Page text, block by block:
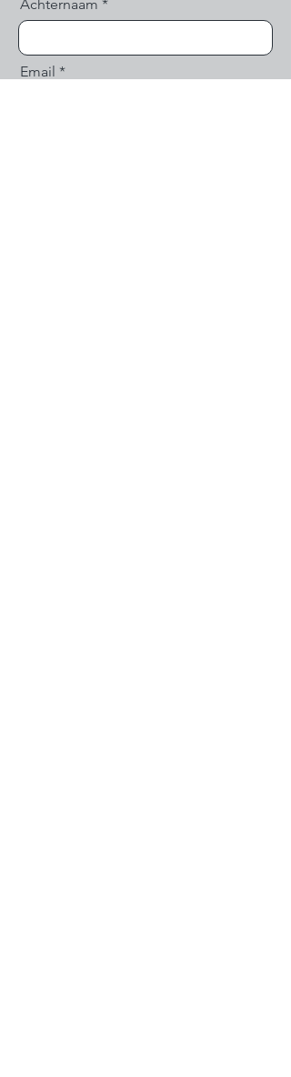
Achternaam
Email